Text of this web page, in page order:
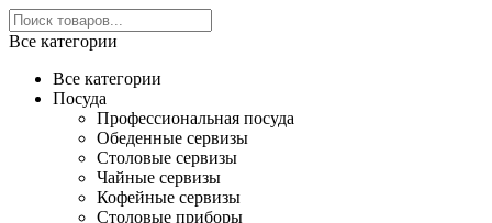
Все категории
Все категории
Посуда
Профессиональная посуда
Обеденные сервизы
Столовые сервизы
Чайные сервизы
Кофейные сервизы
Столовые приборы